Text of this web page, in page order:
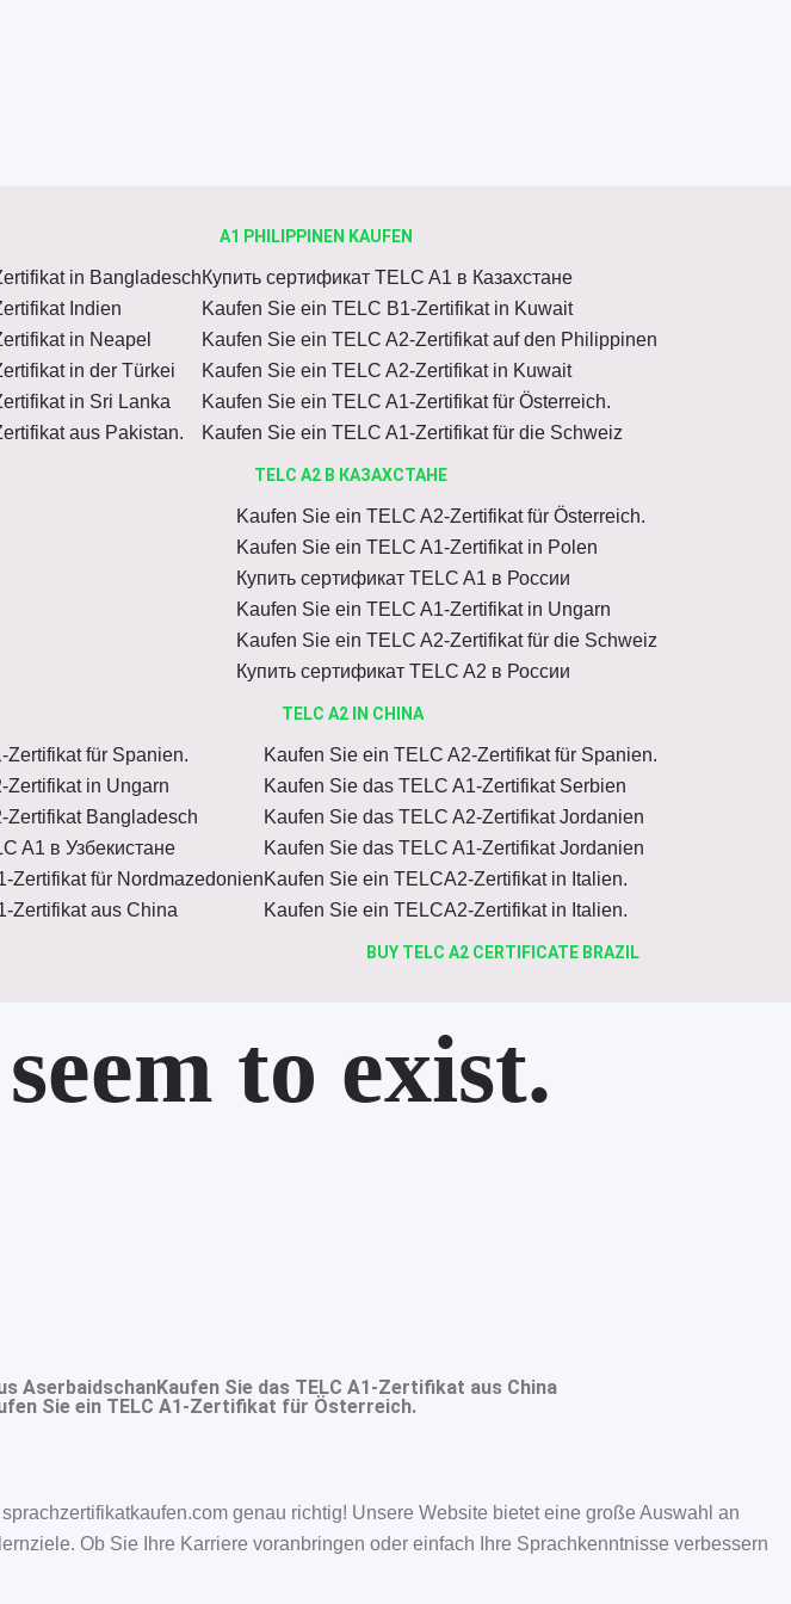
in Bangladesch
Indien
in Neapel
in der Türkei
in Sri Lanka
aus Pakistan.
A1 PHILIPPINEN KAUFEN
Купить сертификат TELC A1 в Казахстане
Kaufen Sie ein TELC B1-Zertifikat in Kuwait
Kaufen Sie ein TELC A2-Zertifikat auf den Philippinen
Kaufen Sie ein TELC A2-Zertifikat in Kuwait
Kaufen Sie ein TELC A1-Zertifikat für Österreich.
Kaufen Sie ein TELC A1-Zertifikat für die Schweiz
TELC A2 В КАЗАХСТАНЕ
Kaufen Sie ein TELC A2-Zertifikat für Österreich.
Kaufen Sie ein TELC A1-Zertifikat in Polen
Купить сертификат TELC A1 в России
Kaufen Sie ein TELC A1-Zertifikat in Ungarn
Kaufen Sie ein TELC A2-Zertifikat für die Schweiz
Купить сертификат TELC A2 в России
Zertifikat für Spanien.
Zertifikat in Ungarn
Zertifikat Bangladesch
A1 в Узбекистане
Zertifikat für Nordmazedonien
Zertifikat aus China
TELC A2 IN CHINA
Kaufen Sie ein TELC A2-Zertifikat für Spanien.
Kaufen Sie das TELC A1-Zertifikat Serbien
Kaufen Sie das TELC A2-Zertifikat Jordanien
Kaufen Sie das TELC A1-Zertifikat Jordanien
Kaufen Sie ein TELCA2-Zertifikat in Italien.
Kaufen Sie ein TELCA2-Zertifikat in Italien.
BUY TELC A2 CERTIFICATE BRAZIL
to exist.
AserbaidschanKaufen Sie das TELC A1-Zertifikat aus China
Sie ein TELC A1-Zertifikat für Österreich.
genau richtig! Unsere Website bietet eine große Auswahl an
Ob Sie Ihre Karriere voranbringen oder einfach Ihre Sprachkenntnisse verbessern